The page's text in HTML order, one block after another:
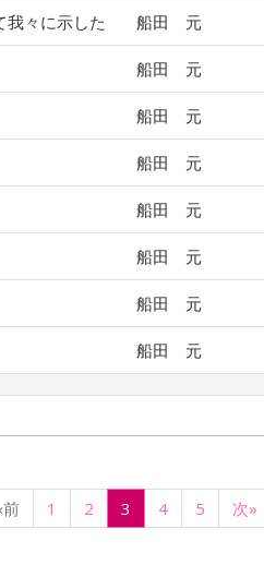
我々に示した 船田 元
船田 元
船田 元
船田 元
船田 元
船田 元
船田 元
船田 元
前 1 2 3 4 5 次»